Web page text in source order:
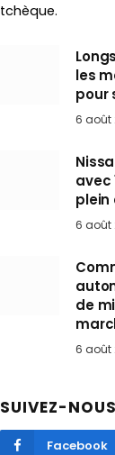
tchèque.
les
pour
6 août
avec
plein
6 août
de
6 août
SUIVEZ-NOUS
Facebook